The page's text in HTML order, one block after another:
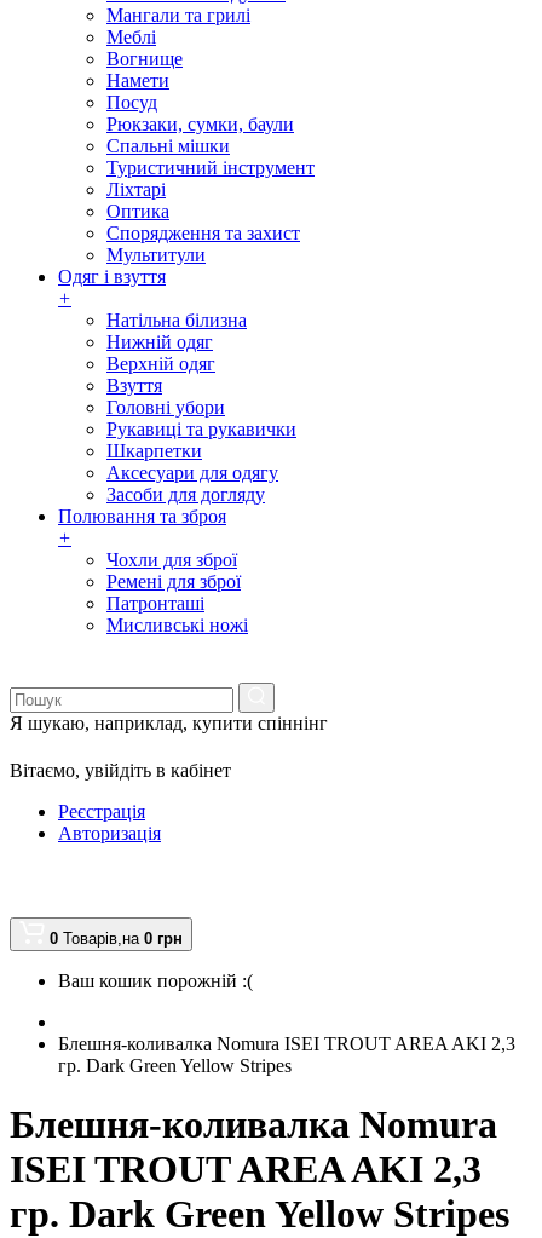
Мангали та грилі
Меблі
Вогнище
Намети
Посуд
Рюкзаки, сумки, баули
Спальні мішки
Туристичний інструмент
Ліхтарі
Оптика
Спорядження та захист
Мультитули
Одяг і взуття
+
Натільна білизна
Нижній одяг
Верхній одяг
Взуття
Головні убори
Рукавиці та рукавички
Шкарпетки
Аксесуари для одягу
Засоби для догляду
Полювання та зброя
+
Чохли для зброї
Ремені для зброї
Патронташі
Мисливські ножі
Я шукаю, наприклад, купити спіннінг
Вітаємо, увійдіть в кабінет
Реєстрація
Авторизація
0 Товарів,на 0 грн
Ваш кошик порожній :(
Блешня-коливалка Nomura ISEI TROUT AREA AKI 2,3
гр. Dark Green Yellow Stripes
Блешня-коливалка Nomura
ISEI TROUT AREA AKI 2,3
гр. Dark Green Yellow Stripes